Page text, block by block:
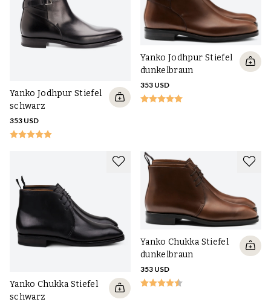
Yanko Jodhpur Stiefel
schwarz
353 USD
Yanko Jodhpur Stiefel
dunkelbraun
353 USD
Yanko Chukka Stiefel
schwarz
Yanko Chukka Stiefel
dunkelbraun
353 USD